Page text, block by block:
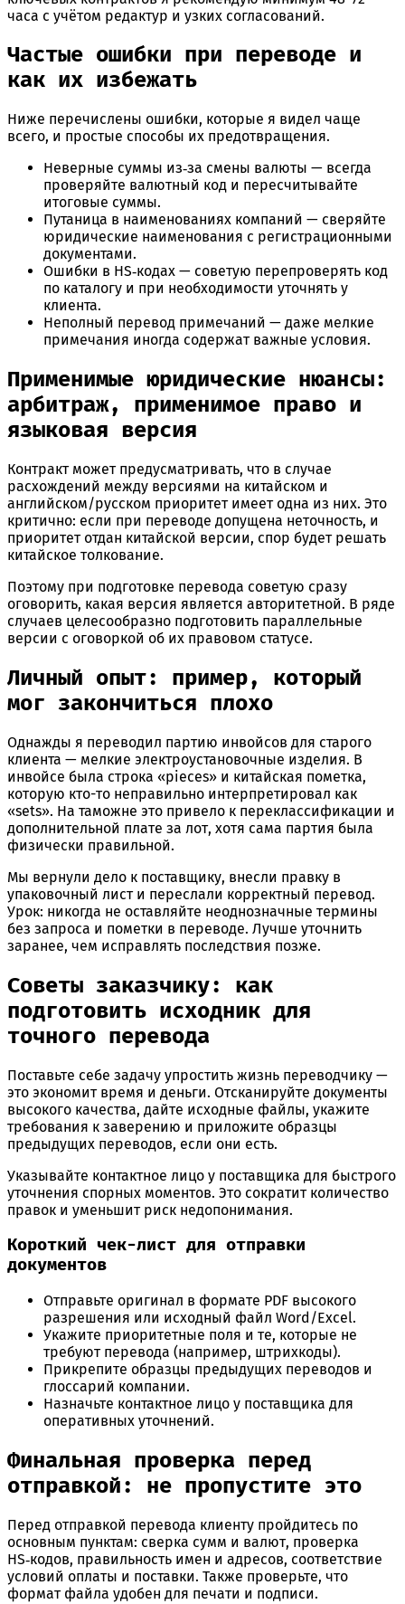
часа с учётом редактур и узких согласований.
Частые ошибки при переводе и
как их избежать
Ниже перечислены ошибки, которые я видел чаще
всего, и простые способы их предотвращения.
Неверные суммы из‑за смены валюты — всегда
проверяйте валютный код и пересчитывайте
итоговые суммы.
Путаница в наименованиях компаний — сверяйте
юридические наименования с регистрационными
документами.
Ошибки в HS‑кодах — советую перепроверять код
по каталогу и при необходимости уточнять у
клиента.
Неполный перевод примечаний — даже мелкие
примечания иногда содержат важные условия.
Применимые юридические нюансы:
арбитраж, применимое право и
языковая версия
Контракт может предусматривать, что в случае
расхождений между версиями на китайском и
английском/русском приоритет имеет одна из них. Это
критично: если при переводе допущена неточность, и
приоритет отдан китайской версии, спор будет решать
китайское толкование.
Поэтому при подготовке перевода советую сразу
оговорить, какая версия является авторитетной. В ряде
случаев целесообразно подготовить параллельные
версии с оговоркой об их правовом статусе.
Личный опыт: пример, который
мог закончиться плохо
Однажды я переводил партию инвойсов для старого
клиента — мелкие электроустановочные изделия. В
инвойсе была строка «pieces» и китайская пометка,
которую кто-то неправильно интерпретировал как
«sets». На таможне это привело к переклассификации и
дополнительной плате за лот, хотя сама партия была
физически правильной.
Мы вернули дело к поставщику, внесли правку в
упаковочный лист и переслали корректный перевод.
Урок: никогда не оставляйте неоднозначные термины
без запроса и пометки в переводе. Лучше уточнить
заранее, чем исправлять последствия позже.
Советы заказчику: как
подготовить исходник для
точного перевода
Поставьте себе задачу упростить жизнь переводчику —
это экономит время и деньги. Отсканируйте документы
высокого качества, дайте исходные файлы, укажите
требования к заверению и приложите образцы
предыдущих переводов, если они есть.
Указывайте контактное лицо у поставщика для быстрого
уточнения спорных моментов. Это сократит количество
правок и уменьшит риск недопонимания.
Короткий чек-лист для отправки
документов
Отправьте оригинал в формате PDF высокого
разрешения или исходный файл Word/Excel.
Укажите приоритетные поля и те, которые не
требуют перевода (например, штрихкоды).
Прикрепите образцы предыдущих переводов и
глоссарий компании.
Назначьте контактное лицо у поставщика для
оперативных уточнений.
Финальная проверка перед
отправкой: не пропустите это
Перед отправкой перевода клиенту пройдитесь по
основным пунктам: сверка сумм и валют, проверка
HS‑кодов, правильность имен и адресов, соответствие
условий оплаты и поставки. Также проверьте, что
формат файла удобен для печати и подписи.